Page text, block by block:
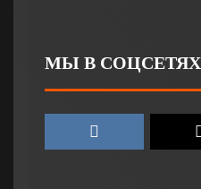
МЫ В